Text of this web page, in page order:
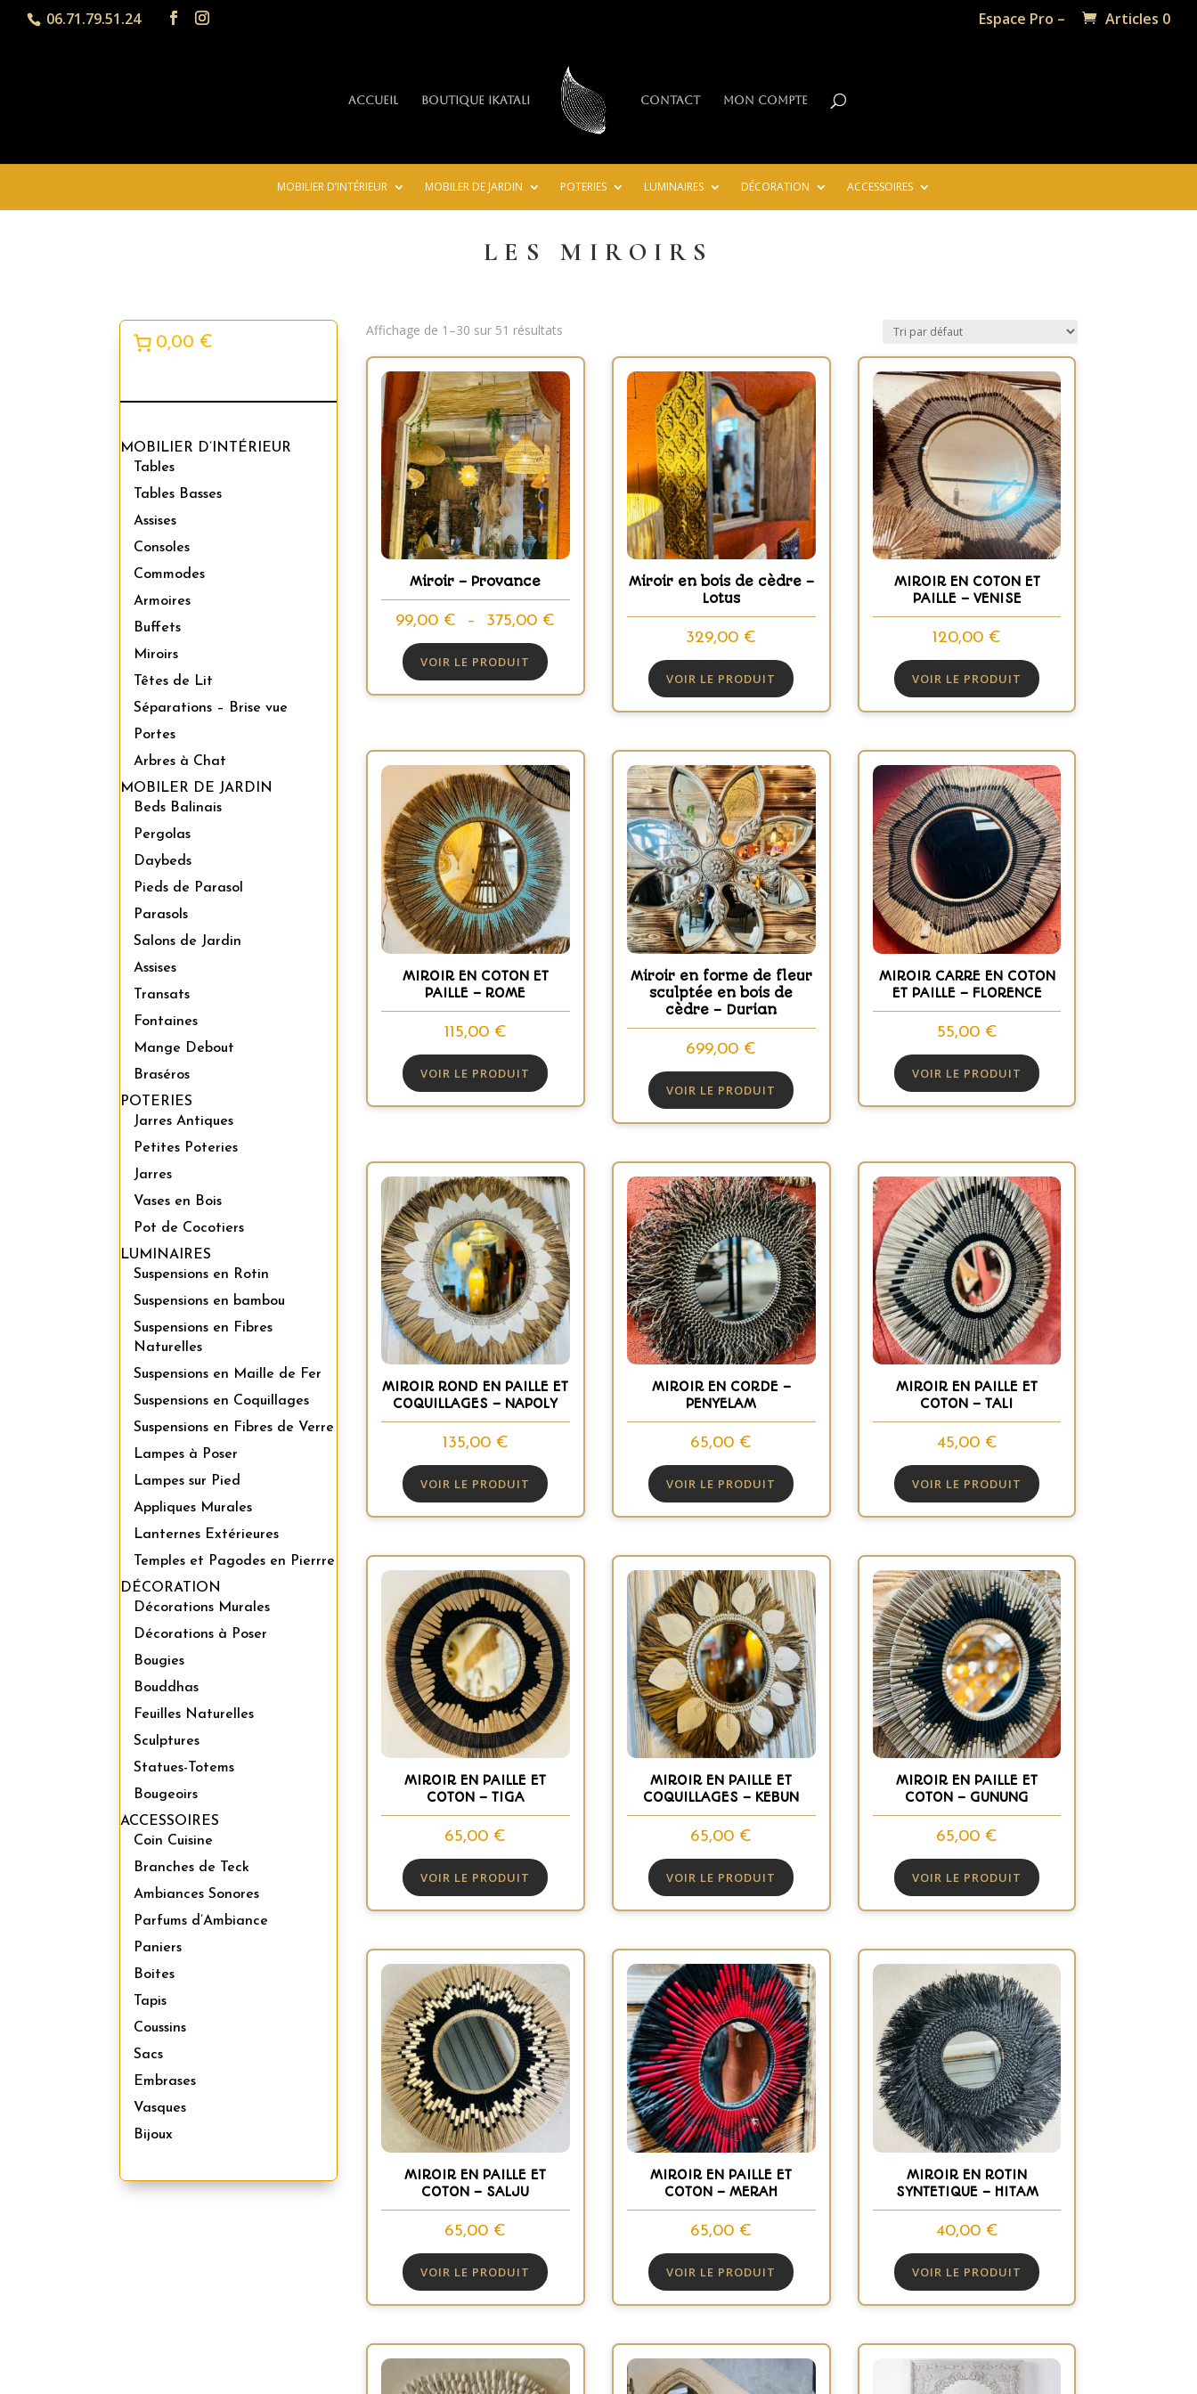
06.71.79.51.24 Espace Pro – Articles 0
Accueil Boutique IkaTali Contact Mon compte
MOBILIER D’INTÉRIEUR MOBILER DE JARDIN POTERIES LUMINAIRES DÉCORATION ACCESSOIRES
LES MIROIRS
0,00 €
MOBILIER D’INTÉRIEUR
Tables
Tables Basses
Assises
Consoles
Commodes
Armoires
Buffets
Miroirs
Têtes de Lit
Séparations – Brise vue
Portes
Arbres à Chat
MOBILER DE JARDIN
Beds Balinais
Pergolas
Daybeds
Pieds de Parasol
Parasols
Salons de Jardin
Assises
Transats
Fontaines
Mange Debout
Braséros
POTERIES
Jarres Antiques
Petites Poteries
Jarres
Vases en Bois
Pot de Cocotiers
LUMINAIRES
Suspensions en Rotin
Suspensions en bambou
Suspensions en Fibres
Naturelles
Suspensions en Maille de Fer
Suspensions en Coquillages
Suspensions en Fibres de Verre
Lampes à Poser
Lampes sur Pied
Appliques Murales
Lanternes Extérieures
Temples et Pagodes en Pierrre
DÉCORATION
Décorations Murales
Décorations à Poser
Bougies
Bouddhas
Feuilles Naturelles
Sculptures
Statues-Totems
Bougeoirs
ACCESSOIRES
Coin Cuisine
Branches de Teck
Ambiances Sonores
Parfums d’Ambiance
Paniers
Boites
Tapis
Coussins
Sacs
Embrases
Vasques
Bijoux
Affichage de 1–30 sur 51 résultats
Miroir – Provance
99,00 € – 375,00 €
99,00 €
VOIR LE PRODUIT
Miroir en bois de cèdre –
Lotus
329,00 €
VOIR LE PRODUIT
MIROIR EN COTON ET
PAILLE – VENISE
120,00 €
VOIR LE PRODUIT
MIROIR EN COTON ET
PAILLE – ROME
115,00 €
VOIR LE PRODUIT
Miroir en forme de fleur
sculptée en bois de
cèdre – Durian
699,00 €
VOIR LE PRODUIT
MIROIR CARRE EN COTON
ET PAILLE – FLORENCE
55,00 €
VOIR LE PRODUIT
MIROIR ROND EN PAILLE ET
COQUILLAGES – NAPOLY
135,00 €
VOIR LE PRODUIT
MIROIR EN CORDE –
PENYELAM
65,00 €
VOIR LE PRODUIT
MIROIR EN PAILLE ET
COTON – TALI
45,00 €
VOIR LE PRODUIT
MIROIR EN PAILLE ET
COTON – TIGA
65,00 €
VOIR LE PRODUIT
MIROIR EN PAILLE ET
COQUILLAGES – KEBUN
65,00 €
VOIR LE PRODUIT
MIROIR EN PAILLE ET
COTON – GUNUNG
65,00 €
VOIR LE PRODUIT
MIROIR EN PAILLE ET
COTON – SALJU
65,00 €
VOIR LE PRODUIT
MIROIR EN PAILLE ET
COTON – MERAH
65,00 €
VOIR LE PRODUIT
MIROIR EN ROTIN
SYNTETIQUE – HITAM
40,00 €
VOIR LE PRODUIT